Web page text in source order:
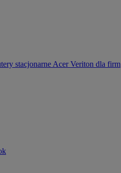
stacjonarne Acer Veriton dla firm